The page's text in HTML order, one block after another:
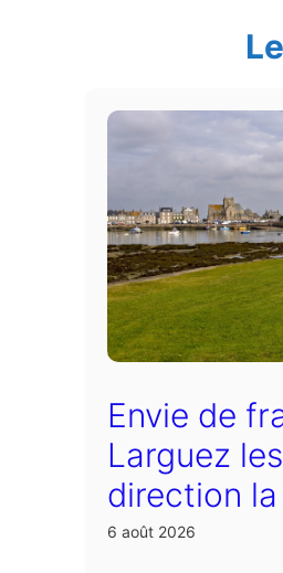
Envie de
Larguez
direction
6 août 2026